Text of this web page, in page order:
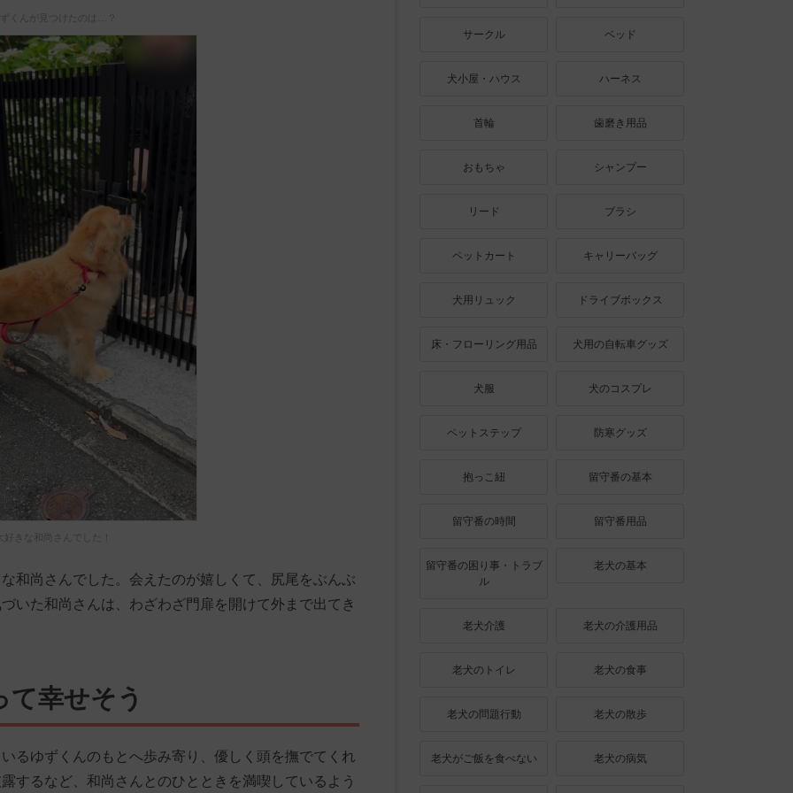
くんが見つけたのは…？
好きな和尚さんでした！
和尚さんでした。会えたのが嬉しくて、尻尾をぶんぶ
いた和尚さんは、わざわざ門扉を開けて外まで出てき
幸せそう
るゆずくんのもとへ歩み寄り、優しく頭を撫でてくれ
するなど、和尚さんとのひとときを満喫しているよう
サークル ベッド
犬小屋・ハウス ハーネス
首輪 歯磨き用品
おもちゃ シャンプー
リード ブラシ
ペットカート キャリーバッグ
犬用リュック ドライブボックス
床・フローリング用品 犬用の自転車グッズ
犬服 犬のコスプレ
ペットステップ 防寒グッズ
抱っこ紐 留守番の基本
留守番の時間 留守番用品
留守番の困り事・トラブ
ル
老犬の基本
老犬介護 老犬の介護用品
老犬のトイレ 老犬の食事
老犬の問題行動 老犬の散歩
老犬がご飯を食べない 老犬の病気